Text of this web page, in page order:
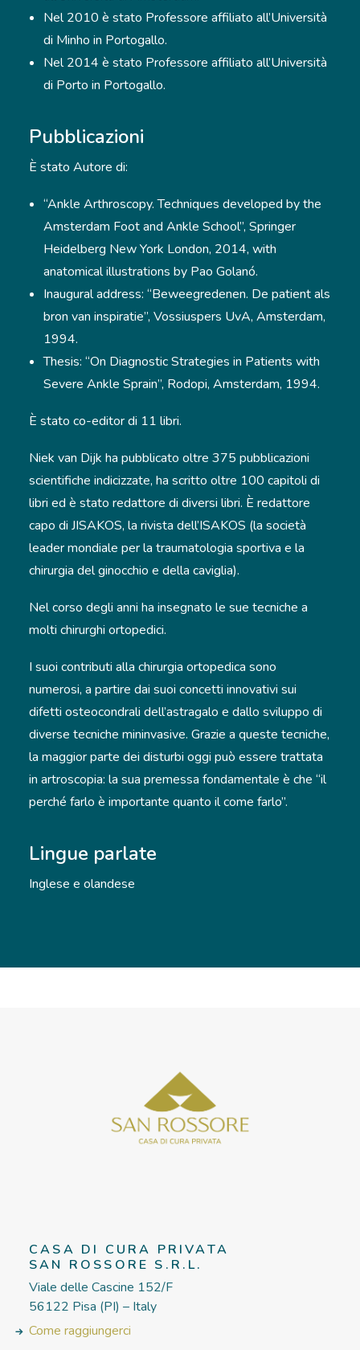
Nel 2010 è stato Professore affiliato all’Università
di Minho in Portogallo.
Nel 2014 è stato Professore affiliato all’Università
di Porto in Portogallo.
Pubblicazioni
È stato Autore di:
“Ankle Arthroscopy. Techniques developed by the
Amsterdam Foot and Ankle School”, Springer
Heidelberg New York London, 2014, with
anatomical illustrations by Pao Golanó.
Inaugural address: “Beweegredenen. De patient als
bron van inspiratie”, Vossiuspers UvA, Amsterdam,
1994.
Thesis: “On Diagnostic Strategies in Patients with
Severe Ankle Sprain”, Rodopi, Amsterdam, 1994.
È stato co-editor di 11 libri.
Niek van Dijk ha pubblicato oltre 375 pubblicazioni
scientifiche indicizzate, ha scritto oltre 100 capitoli di
libri ed è stato redattore di diversi libri. È redattore
capo di JISAKOS, la rivista dell’ISAKOS (la società
leader mondiale per la traumatologia sportiva e la
chirurgia del ginocchio e della caviglia).
Nel corso degli anni ha insegnato le sue tecniche a
molti chirurghi ortopedici.
I suoi contributi alla chirurgia ortopedica sono
numerosi, a partire dai suoi concetti innovativi sui
difetti osteocondrali dell’astragalo e dallo sviluppo di
diverse tecniche mininvasive. Grazie a queste tecniche,
la maggior parte dei disturbi oggi può essere trattata
in artroscopia: la sua premessa fondamentale è che “il
perché farlo è importante quanto il come farlo”.
Lingue parlate
Inglese e olandese
CASA DI CURA PRIVATA
SAN ROSSORE S.R.L.
Viale delle Cascine 152/F
56122 Pisa (PI) – Italy
Come raggiungerci